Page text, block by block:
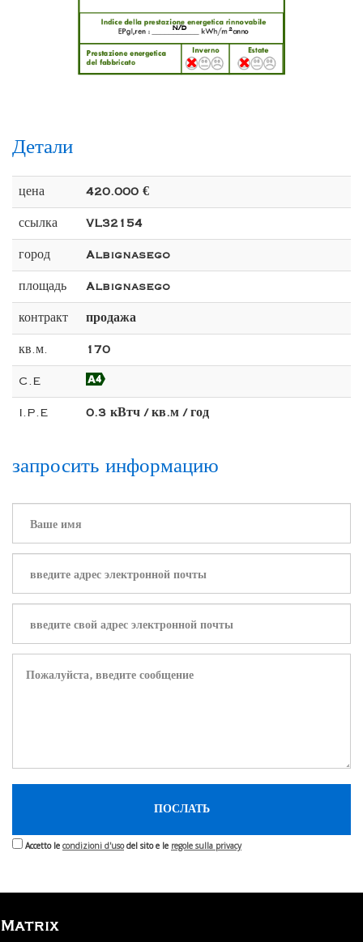
2
n/d
Детали
цена 420.000 €
ссылка VL32154
город Albignasego
площадь Albignasego
контракт продажа
кв.м. 170
C.E
I.P.E 0.3 кВтч / кв.м / год
запросить информацию
Accetto le condizioni d'usodel sito e le regole sulla privacy
Matrix